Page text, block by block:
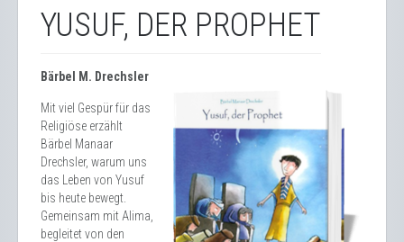
YUSUF, DER PROPHET
Bärbel M. Drechsler
Mit viel Gespür für das
Religiöse erzählt
Bärbel Manaar
Drechsler, warum uns
das Leben von Yusuf
bis heute bewegt.
Gemeinsam mit Alima,
begleitet von den